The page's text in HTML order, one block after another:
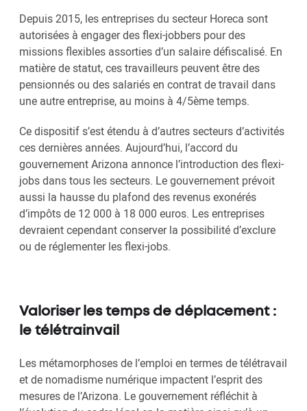
Depuis 2015, les entreprises du secteur Horeca sont
autorisées à engager des flexi-jobbers pour des
missions flexibles assorties d’un salaire défiscalisé. En
matière de statut, ces travailleurs peuvent être des
pensionnés ou des salariés en contrat de travail dans
une autre entreprise, au moins à 4/5ème temps.
Ce dispositif s’est étendu à d’autres secteurs d’activités
ces dernières années. Aujourd’hui, l’accord du
gouvernement Arizona annonce l’introduction des flexi-
jobs dans tous les secteurs. Le gouvernement prévoit
aussi la hausse du plafond des revenus exonérés
d’impôts de 12 000 à 18 000 euros. Les entreprises
devraient cependant conserver la possibilité d’exclure
ou de réglementer les flexi-jobs.
Valoriser les temps de déplacement :
le télétrainvail
Les métamorphoses de l’emploi en termes de télétravail
et de nomadisme numérique impactent l’esprit des
mesures de l’Arizona. Le gouvernement réfléchit à